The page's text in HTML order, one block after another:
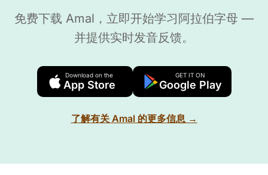
免费下载 Amal，立即开始学习阿拉伯字母 —
并提供实时发音反馈。
Download on the
App Store
GET IT ON
Google Play
了解有关 Amal 的更多信息 →